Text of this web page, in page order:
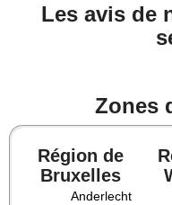
Les avis de
Zones
Région de
Bruxelles
Anderlecht